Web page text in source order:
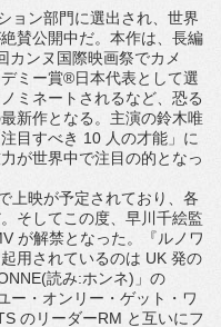
ョン部門に選出され、 世界
賛公開中だ。本作は、 長編
カンヌ国際映画祭でカメ
ミー賞®日本代表として選
ミネートされるなど、 恐る
新作となる。 主演の鈴木唯
目すべき 10 人の才能」に
が世界中で注目の的となっ
上映が予定されており、 各
そしてこの度、 早川千絵監
が解禁となった。『ルノワ
用されているのは UK 発の
読み:ホンネ)」の
ー・オンリー・ゲット・ワ
のリーダーRM と互いにフ